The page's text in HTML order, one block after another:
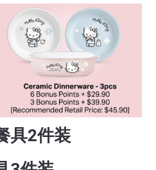
具2件装